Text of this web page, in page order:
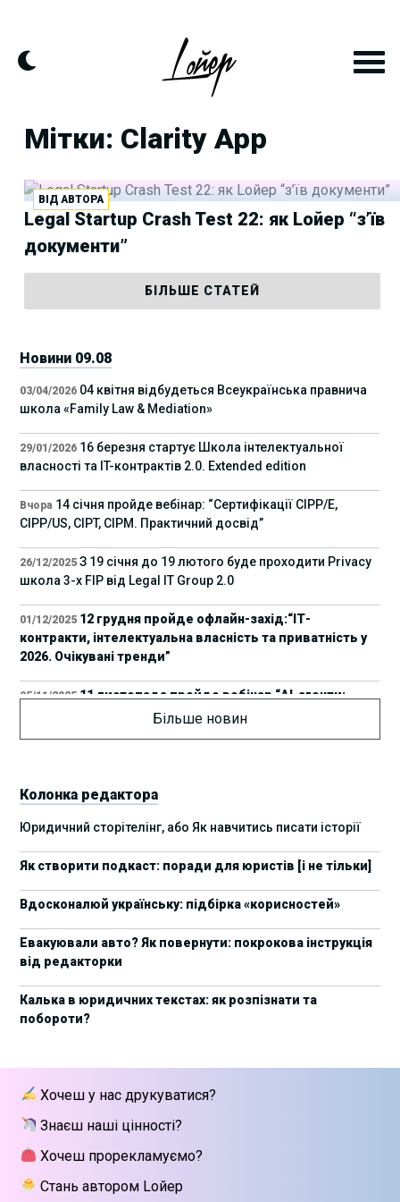
content
Мітки: Clarity App
ВІД АВТОРА
Legal Startup Crash Test 22: як Lойер “з’їв
документи”
БІЛЬШЕ СТАТЕЙ
Новини 09.08
03/04/2026 04 квітня відбудеться Всеукраїнська правнича
школа «Family Law & Mediation»
29/01/2026 16 березня стартує Школа інтелектуальної
власності та IT-контрактів 2.0. Extended edition
Вчора 14 січня пройде вебінар: “Сертифікації СІРР/Е,
CIPP/US, CIPT, CIPM. Практичний досвід”
26/12/2025 З 19 січня до 19 лютого буде проходити Privacy
школа 3-х FIP від Legal IT Group 2.0
01/12/2025 12 грудня пройде офлайн-захід:“ІТ-
контракти, інтелектуальна власність та приватність у
2026. Очікувані тренди”
05/11/2025 11 листопада пройде вебінар “AI-агенти:
прайвесі, IP та комплаєнс ризики”
17 листопада стартує Школа юридичної
підтримки ШІ-проєктів від Legal IT Group
19/09/2025 4 жовтня пройде щорічний забіг до Дня
09/09/2025 10 жовтня пройдуть XII Міжнародні
01/09/2025 15 вересня стартує сучасна школа
IT Group
25/06/2025
Як юристу працювати з IT-договорами?
Навчання від Laba
18/06/2025 АПУ оприлюднила заяву щодо втручання в
Більше новин
Колонка редактора
Юридичний сторітелінг, або Як навчитись писати історії
Як створити подкаст: поради для юристів [і не тільки]
Вдосконалюй українську: підбірка «корисностей»
Евакуювали авто? Як повернути: покрокова інструкція
від редакторки
Калька в юридичних текстах: як розпізнати та
побороти?
Хочеш у нас друкуватися?
Знаєш наші цінності?
Хочеш прорекламуємо?
Стань автором Lойер